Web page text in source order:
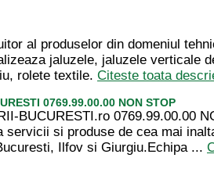
al produselor din domeniul
jaluzele, jaluzele verticale
rolete textile. Citeste toata
0769.99.00.00 NON STOP
BUCURESTI.ro 0769.99.00.00
servicii si produse de cea mai
Ilfov si Giurgiu.Echipa ...